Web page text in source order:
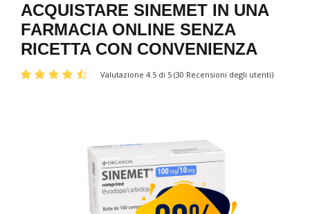
ACQUISTARE SINEMET IN UNA
FARMACIA ONLINE SENZA
RICETTA CON CONVENIENZA
Valutazione 4.5 di 5 (30 Recensioni degli utenti)